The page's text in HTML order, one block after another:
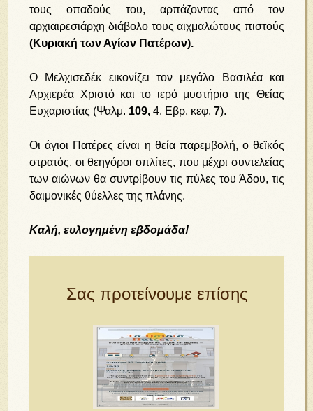
τους οπαδούς του, αρπάζοντας από τον
αρχιαιρεσιάρχη διάβολο τους αιχμαλώτους πιστούς
(Κυριακή των Αγίων Πατέρων).
Ο Μελχισεδέκ εικονίζει τον μεγάλο Βασιλέα και
Αρχιερέα Χριστό και το ιερό μυστήριο της Θείας
Ευχαριστίας (Ψαλμ. 109, 4. Εβρ. κεφ.7).
Οι άγιοι Πατέρες είναι η θεία παρεμβολή, ο θεϊκός
στρατός, οι θεηγόροι οπλίτες, που μέχρι συντελείας
των αιώνων θα συντρίβουν τις πύλες του Άδου, τις
δαιμονικές θύελλες της πλάνης.
Καλή, ευλογημένη εβδομάδα!
Σας προτείνουμε επίσης